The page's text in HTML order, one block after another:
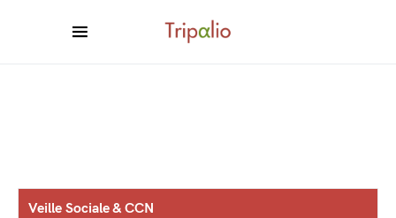
Veille Sociale & CCN